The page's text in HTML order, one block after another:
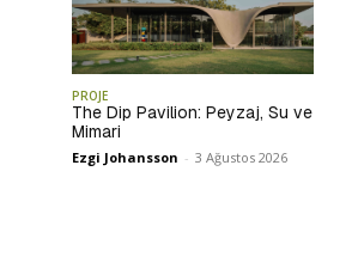
PROJE
The Dip Pavilion: Peyzaj, Su ve
Mimari
Ezgi Johansson - 3 Ağustos 2026